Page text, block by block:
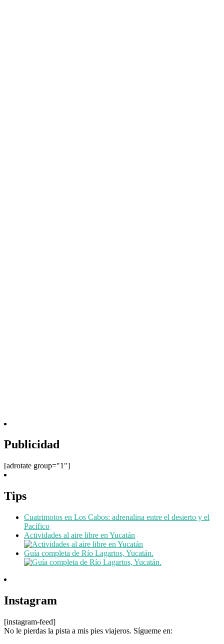
Publicidad
[adrotate group="1"]
Tips
Cuatrimotos en Los Cabos: adrenalina entre el desierto y el
Pacífico
Actividades al aire libre en Yucatán
Guía completa de Río Lagartos, Yucatán.
Instagram
[instagram-feed]
No le pierdas la pista a mis pies viajeros. Sígueme en: